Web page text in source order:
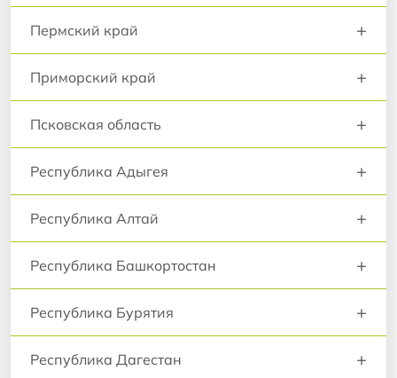
Пермский край +
Приморский край +
Псковская область +
Республика Адыгея +
Республика Алтай +
Республика Башкортостан +
Республика Бурятия +
Республика Дагестан +